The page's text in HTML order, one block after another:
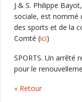
J & S. Philippe
sociale, est nommé
des sports et de la
Comté (ici)
SPORTS. Un arrêté
pour le
« Retour